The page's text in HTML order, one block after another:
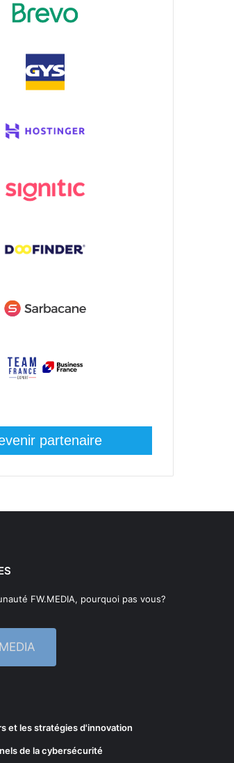
partenaire
FW.MEDIA, pourquoi pas vous?
et les stratégies d'innovation
de la cybersécurité